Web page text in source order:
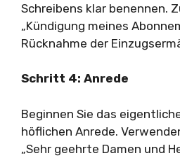
Schreibens klar benennen.
„Kündigung meines
Rücknahme der
Schritt 4: Anrede
Beginnen Sie das
höflichen Anrede.
„Sehr geehrte Damen und